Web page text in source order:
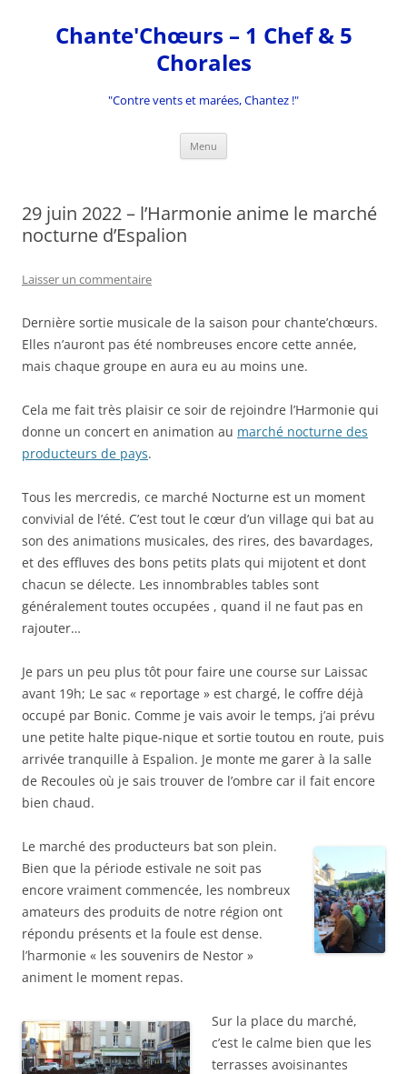
contenuChante'Chœurs – 1 Chef & 5
Chorales
"Contre vents et marées, Chantez !"
Menu
29 juin 2022 – l’Harmonie anime le marché
nocturne d’Espalion
Laisser un commentaire
Dernière sortie musicale de la saison pour chante’chœurs.
Elles n’auront pas été nombreuses encore cette année,
mais chaque groupe en aura eu au moins une.
Cela me fait très plaisir ce soir de rejoindre l’Harmonie qui
donne un concert en animation au marché nocturne des
producteurs de pays.
Tous les mercredis, ce marché Nocturne est un moment
convivial de l’été. C’est tout le cœur d’un village qui bat au
son des animations musicales, des rires, des bavardages,
et des effluves des bons petits plats qui mijotent et dont
chacun se délecte. Les innombrables tables sont
généralement toutes occupées , quand il ne faut pas en
rajouter…
Je pars un peu plus tôt pour faire une course sur Laissac
avant 19h; Le sac « reportage » est chargé, le coffre déjà
occupé par Bonic. Comme je vais avoir le temps, j’ai prévu
une petite halte pique-nique et sortie toutou en route, puis
arrivée tranquille à Espalion. Je monte me garer à la salle
de Recoules où je sais trouver de l’ombre car il fait encore
bien chaud.
Le marché des producteurs bat son plein.
Bien que la période estivale ne soit pas
encore vraiment commencée, les nombreux
amateurs des produits de notre région ont
répondu présents et la foule est dense.
l’harmonie « les souvenirs de Nestor »
animent le moment repas.
Sur la place du marché,
c’est le calme bien que les
terrasses avoisinantes